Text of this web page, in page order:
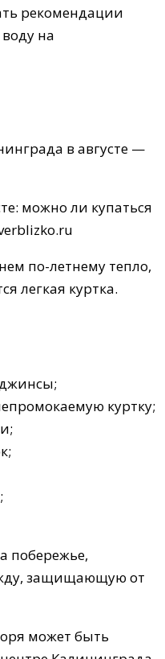
рекомендации
на
в августе —
по-летнему тепло,
легкая куртка.
куртку;
побережье,
защищающую от
может быть